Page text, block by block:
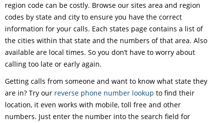
region code can be costly. Browse our sites area and region
codes by state and city to ensure you have the correct
information for your calls. Each states page contains a list of
the cities within that state and the numbers of that area. Also
available are local times. So you don’t have to worry about
calling too late or early again.
Getting calls from someone and want to know what state they
are in? Try our reverse phone number lookup to find their
location, it even works with mobile, toll free and other
numbers. Just enter the number into the search field for